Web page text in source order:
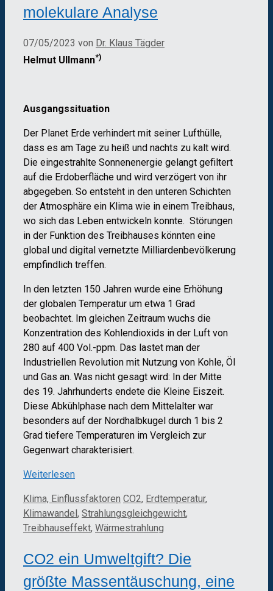
molekulare Analyse
07/05/2023 von Dr. Klaus Tägder
Helmut Ullmann*)
Ausgangssituation
Der Planet Erde verhindert mit seiner Lufthülle,
dass es am Tage zu heiß und nachts zu kalt wird.
Die eingestrahlte Sonnenenergie gelangt gefiltert
auf die Erdoberfläche und wird verzögert von ihr
abgegeben. So entsteht in den unteren Schichten
der Atmosphäre ein Klima wie in einem Treibhaus,
wo sich das Leben entwickeln konnte. Störungen
in der Funktion des Treibhauses könnten eine
global und digital vernetzte Milliardenbevölkerung
empfindlich treffen.
In den letzten 150 Jahren wurde eine Erhöhung
der globalen Temperatur um etwa 1 Grad
beobachtet. Im gleichen Zeitraum wuchs die
Konzentration des Kohlendioxids in der Luft von
280 auf 400 Vol.-ppm. Das lastet man der
Industriellen Revolution mit Nutzung von Kohle, Öl
und Gas an. Was nicht gesagt wird: In der Mitte
des 19. Jahrhunderts endete die Kleine Eiszeit.
Diese Abkühlphase nach dem Mittelalter war
besonders auf der Nordhalbkugel durch 1 bis 2
Grad tiefere Temperaturen im Vergleich zur
Gegenwart charakterisiert.
Weiterlesen
Kategorien
Klima, Einflussfaktoren Schlagwörter
CO2, Erdtemperatur,
Klimawandel, Strahlungsgleichgewicht,
Treibhauseffekt, Wärmestrahlung
CO2 ein Umweltgift? Die
größte Massentäuschung, eine